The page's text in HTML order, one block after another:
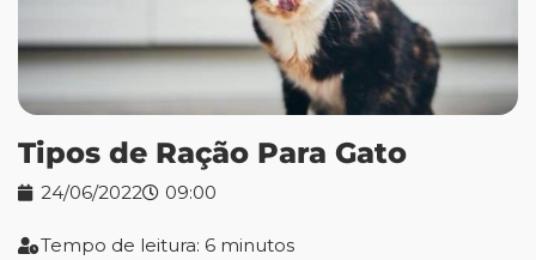
Tipos de Ração Para Gato
24/06/2022 09:00
Tempo de leitura: 6 minutos